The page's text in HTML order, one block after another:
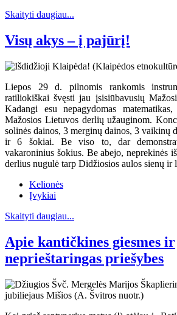
Skaityti daugiau...
Visų akys – į pajūrį!
Liepos 29 d. pilnomis rankomis
ratiliokiškai švęsti jau įsisiūbavusių
Kadangi esu nepagydomas
Mažosios Lietuvos derlių užauginom.
solinės dainos, 3 merginų dainos, 3 vaikinų
ir 6 šokiai. Be viso to, dar
vakaroninius šokius. Be abejo, neprekinės
derlius nugulė tarp Didžiosios aulos sienų ir
Kelionės
Įvykiai
Skaityti daugiau...
Apie kantičkines giesmes ir
neprieštaringas priešybes